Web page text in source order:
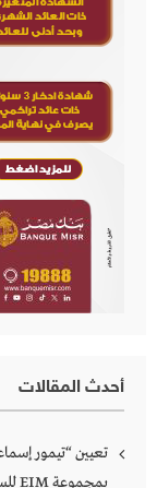
أحدث المقالات
بمجموعة EIM للسيارات